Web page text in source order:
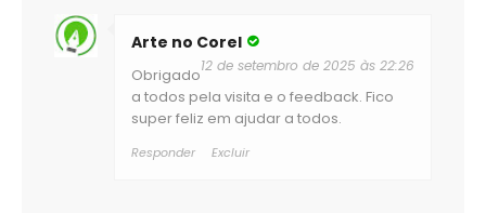
Arte no Corel
12 de setembro de 2025 às 22:26
Obrigado
a todos pela visita e o feedback. Fico
super feliz em ajudar a todos.
Responder Excluir